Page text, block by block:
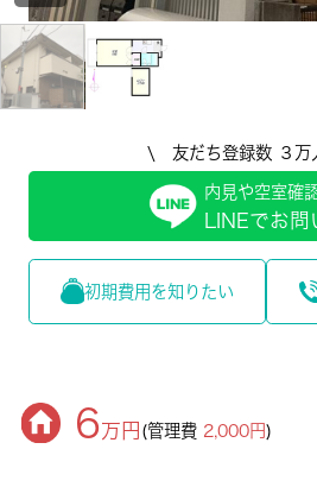
\ 友だち登録数 ３
内見や空室確
LINEでお問
初期費用を知りたい
6万円 (管理費 2,000円)